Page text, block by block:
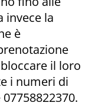
invece la
è
il loro
i numeri di